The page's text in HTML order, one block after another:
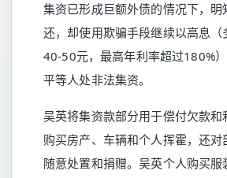
集资已形成巨额外债的情况下，明
还，却使用欺骗手段继续以高息（
40-50元，最高年利率超过180%
平等人处非法集资。
吴英将集资款部分用于偿付欠款和
购买房产、车辆和个人挥霍，还
随意处置和捐赠。吴英个人购买